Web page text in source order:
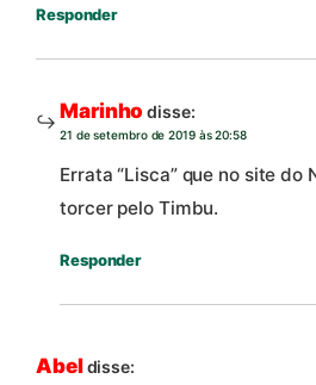
Responder
Marinho disse:
21 de setembro de 2019 às 20:58
Errata “Lisca” que no site do
torcer pelo Timbu.
Responder
Abeldisse: